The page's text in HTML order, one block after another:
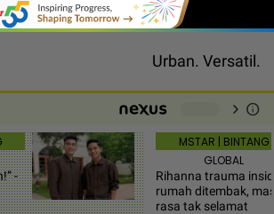
Urban. Versatil.
chevron_right info
-
MSTAR | BINTANG
GLOBAL
Rihanna trauma
rumah ditembak,
rasa tak selamat